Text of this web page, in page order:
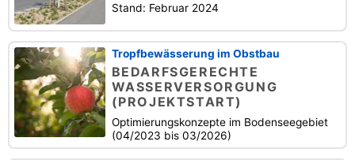
Stand: Februar 2024
Tropfbewässerung im Obstbau
BEDARFSGERECHTE
WASSERVERSORGUNG
(PROJEKTSTART)
Optimierungskonzepte im Bodenseegebiet
(04/2023 bis 03/2026)